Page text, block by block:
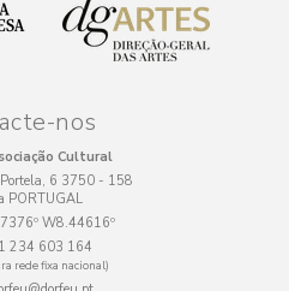
nos
Cultural
6 3750 - 158
PORTUGAL
W8.44616º
234 603 164
rede fixa nacional)